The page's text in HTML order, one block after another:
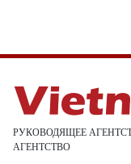
РУКОВОДЯЩЕЕ
АГЕНТСТВО